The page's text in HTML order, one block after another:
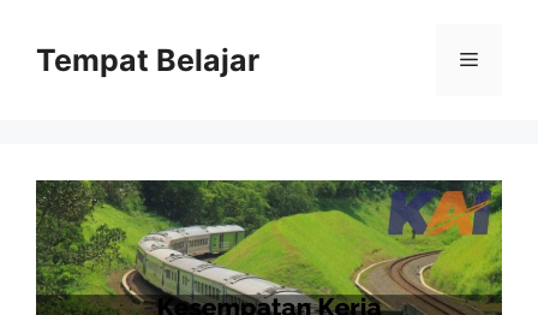
contentTempat Belajar Menu